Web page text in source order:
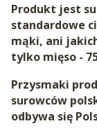
Produkt jest
standardowe
mąki, ani
tylko mięso -
Przysmaki
surowców
odbywa się